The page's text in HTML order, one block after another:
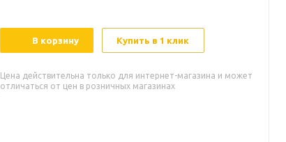
В корзину Купить в 1 клик
Цена действительна только для интернет-магазина и может
отличаться от цен в розничных магазинах